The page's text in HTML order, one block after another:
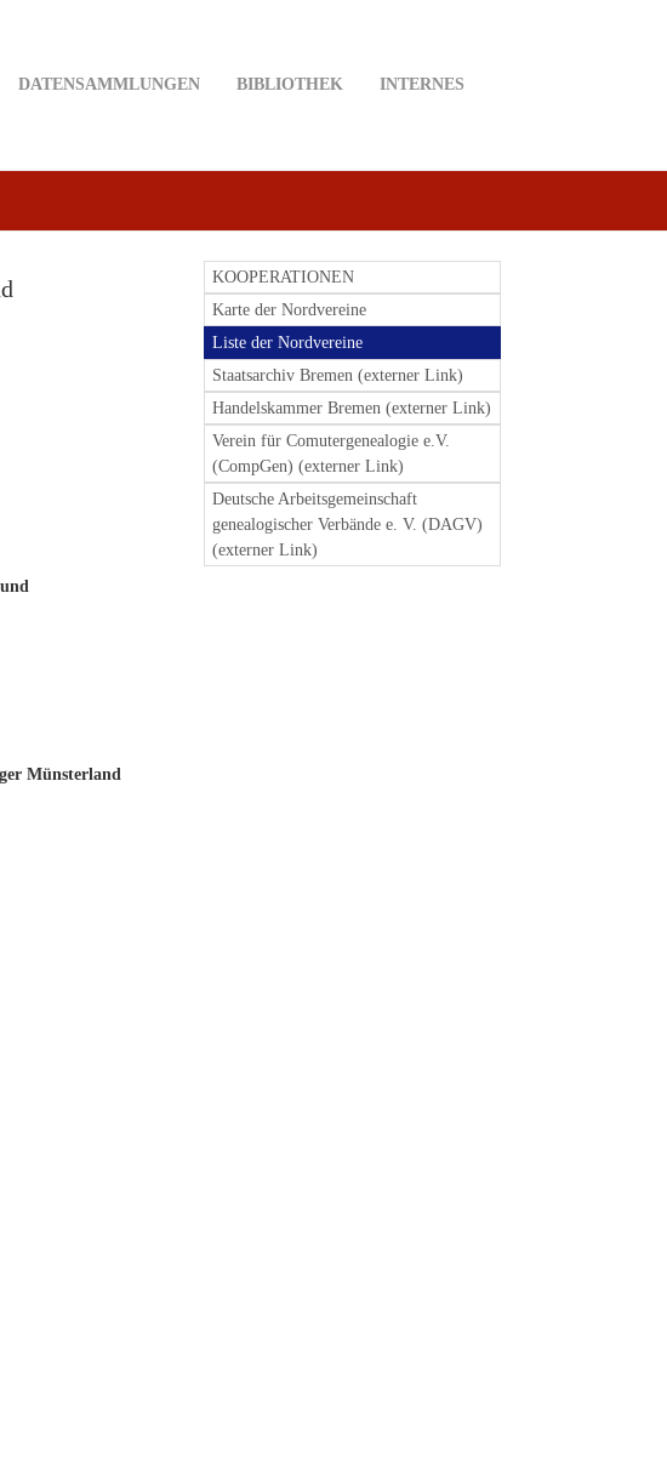
DATENSAMMLUNGEN BIBLIOTHEK INTERNES
Münsterland
KOOPERATIONEN
Karte der Nordvereine
Liste der Nordvereine
Staatsarchiv Bremen (externer Link)
Handelskammer Bremen (externer Link)
Verein für Comutergenealogie e.V.
(CompGen) (externer Link)
Deutsche Arbeitsgemeinschaft
genealogischer Verbände e. V. (DAGV)
(externer Link)